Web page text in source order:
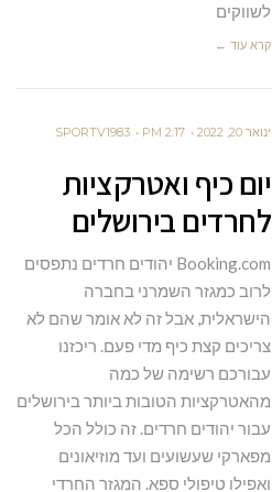
לשווקים
קרא עוד ←
ינואר 20, 2022 2:17 PM
SPORTV1983
יום כיף ואטרקציות
לחרדים בירושלים
Booking.com יהודים חרדים נתפסים
לרוב כמגזר השמרני בחברה
הישראלית, אבל זה לא אומר שהם לא
צריכים קצת כיף מדי פעם. ריכזנו
עבורכם רשימה של כמה
מהאטרקציות הטובות ביותר בירושלים
עבור יהודים חרדים. זה כולל הכל
מפארקי שעשועים ועד מוזיאונים
ואפילו טיפולי ספא. המגזר החרדי